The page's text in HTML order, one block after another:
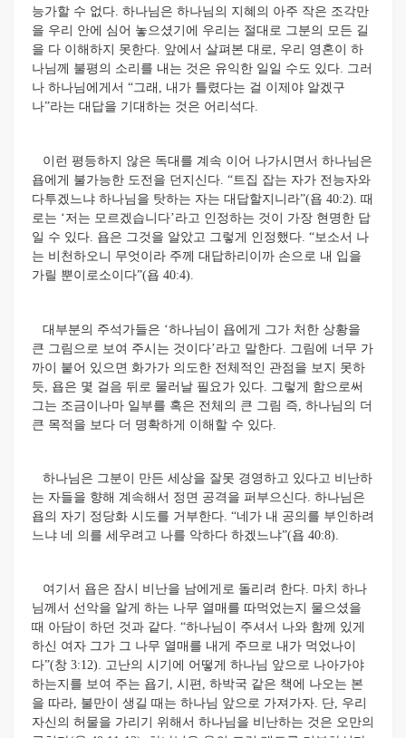
능가할 수 없다. 하나님은 하나님의 지혜의 아주 작은 조각만
을 우리 안에 심어 놓으셨기에 우리는 절대로 그분의 모든 길
을 다 이해하지 못한다. 앞에서 살펴본 대로, 우리 영혼이 하
나님께 불평의 소리를 내는 것은 유익한 일일 수도 있다. 그러
나 하나님에게서 “그래, 내가 틀렸다는 걸 이제야 알겠구
나”라는 대답을 기대하는 것은 어리석다.
이런 평등하지 않은 독대를 계속 이어 나가시면서 하나님은
욥에게 불가능한 도전을 던지신다. “트집 잡는 자가 전능자와
다투겠느냐 하나님을 탓하는 자는 대답할지니라”(욥 40:2). 때
로는 ‘저는 모르겠습니다’라고 인정하는 것이 가장 현명한 답
일 수 있다. 욥은 그것을 알았고 그렇게 인정했다. “보소서 나
는 비천하오니 무엇이라 주께 대답하리이까 손으로 내 입을
가릴 뿐이로소이다”(욥 40:4).
대부분의 주석가들은 ‘하나님이 욥에게 그가 처한 상황을
큰 그림으로 보여 주시는 것이다’라고 말한다. 그림에 너무 가
까이 붙어 있으면 화가가 의도한 전체적인 관점을 보지 못하
듯, 욥은 몇 걸음 뒤로 물러날 필요가 있다. 그렇게 함으로써
그는 조금이나마 일부를 혹은 전체의 큰 그림 즉, 하나님의 더
큰 목적을 보다 더 명확하게 이해할 수 있다.
하나님은 그분이 만든 세상을 잘못 경영하고 있다고 비난하
는 자들을 향해 계속해서 정면 공격을 퍼부으신다. 하나님은
욥의 자기 정당화 시도를 거부한다. “네가 내 공의를 부인하려
느냐 네 의를 세우려고 나를 악하다 하겠느냐”(욥 40:8).
여기서 욥은 잠시 비난을 남에게로 돌리려 한다. 마치 하나
님께서 선악을 알게 하는 나무 열매를 따먹었는지 물으셨을
때 아담이 하던 것과 같다. “하나님이 주셔서 나와 함께 있게
하신 여자 그가 그 나무 열매를 내게 주므로 내가 먹었나이
다”(창 3:12). 고난의 시기에 어떻게 하나님 앞으로 나아가야
하는지를 보여 주는 욥기, 시편, 하박국 같은 책에 나오는 본
을 따라, 불만이 생길 때는 하나님 앞으로 가져가자. 단, 우리
자신의 허물을 가리기 위해서 하나님을 비난하는 것은 오만의